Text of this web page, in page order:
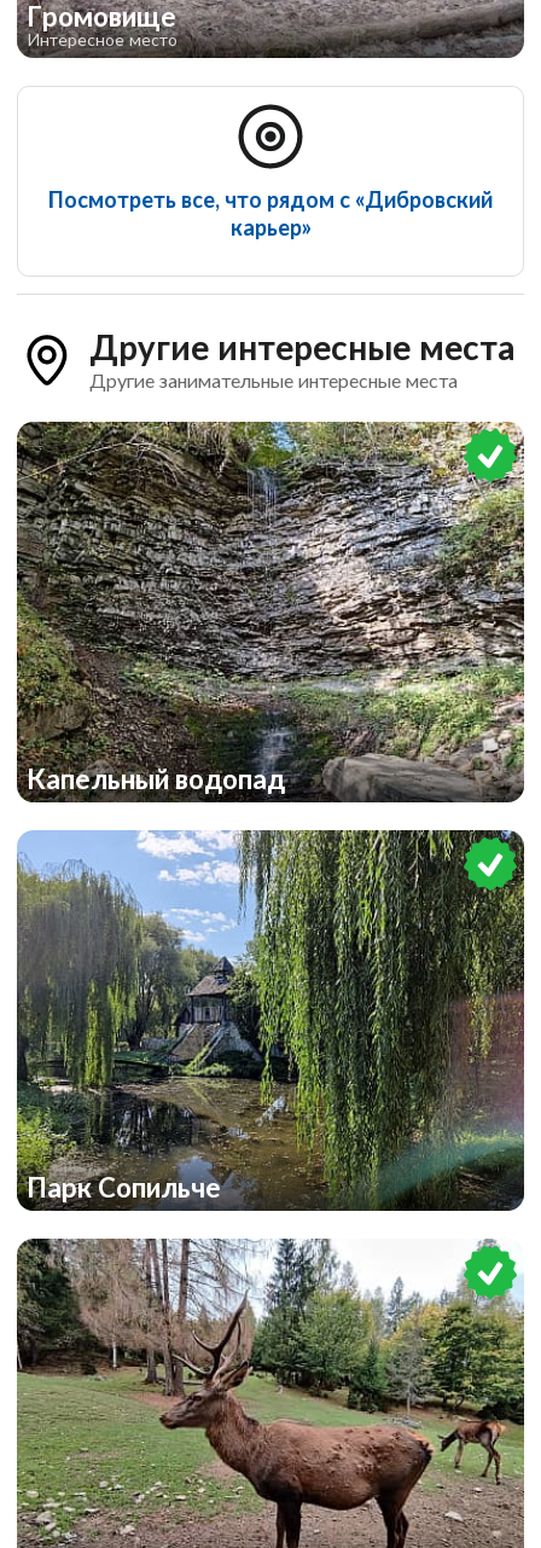
Громовище
Интересное место
Посмотреть все, что рядом с «Дибровский
карьер»
Другие интересные места
Другие занимательные интересные места
Капельный водопад
Парк Сопильче